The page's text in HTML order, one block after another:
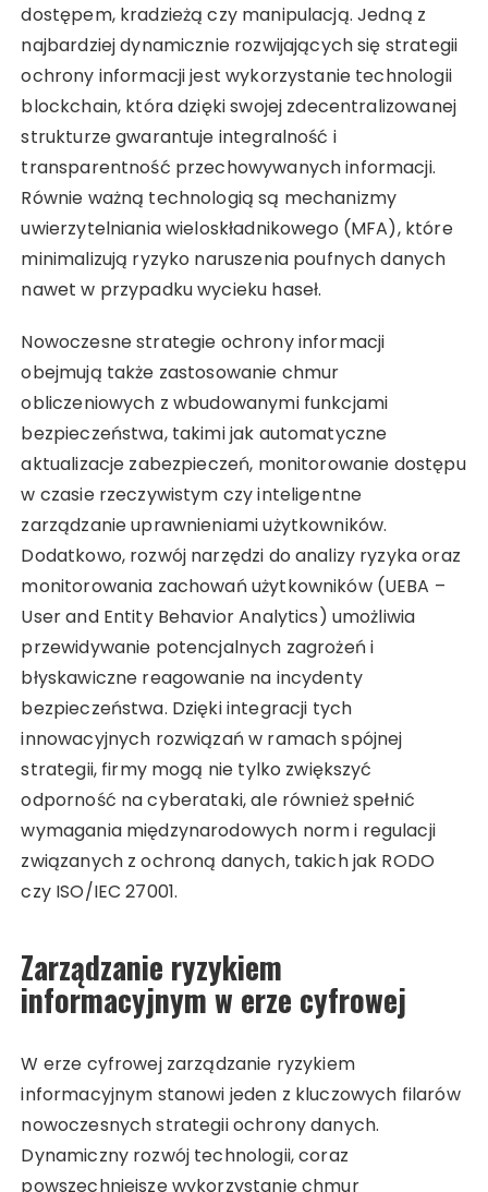
dostępem, kradzieżą czy manipulacją. Jedną z
najbardziej dynamicznie rozwijających się strategii
ochrony informacji jest wykorzystanie technologii
blockchain, która dzięki swojej zdecentralizowanej
strukturze gwarantuje integralność i
transparentność przechowywanych informacji.
Równie ważną technologią są mechanizmy
uwierzytelniania wieloskładnikowego (MFA), które
minimalizują ryzyko naruszenia poufnych danych
nawet w przypadku wycieku haseł.
Nowoczesne strategie ochrony informacji
obejmują także zastosowanie chmur
obliczeniowych z wbudowanymi funkcjami
bezpieczeństwa, takimi jak automatyczne
aktualizacje zabezpieczeń, monitorowanie dostępu
w czasie rzeczywistym czy inteligentne
zarządzanie uprawnieniami użytkowników.
Dodatkowo, rozwój narzędzi do analizy ryzyka oraz
monitorowania zachowań użytkowników (UEBA –
User and Entity Behavior Analytics) umożliwia
przewidywanie potencjalnych zagrożeń i
błyskawiczne reagowanie na incydenty
bezpieczeństwa. Dzięki integracji tych
innowacyjnych rozwiązań w ramach spójnej
strategii, firmy mogą nie tylko zwiększyć
odporność na cyberataki, ale również spełnić
wymagania międzynarodowych norm i regulacji
związanych z ochroną danych, takich jak RODO
czy ISO/IEC 27001.
Zarządzanie ryzykiem
informacyjnym w erze cyfrowej
W erze cyfrowej zarządzanie ryzykiem
informacyjnym stanowi jeden z kluczowych filarów
nowoczesnych strategii ochrony danych.
Dynamiczny rozwój technologii, coraz
powszechniejsze wykorzystanie chmur